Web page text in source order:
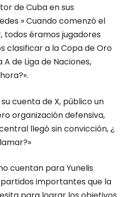
de Cuba en sus
» Cuando comenzó el
todos éramos jugadores
clasificar a la Copa de Oro
de Liga de Naciones,
cuenta de X, público un
organización defensiva,
llegó sin convicción, ¿
cuentan para Yunelis
importantes que la